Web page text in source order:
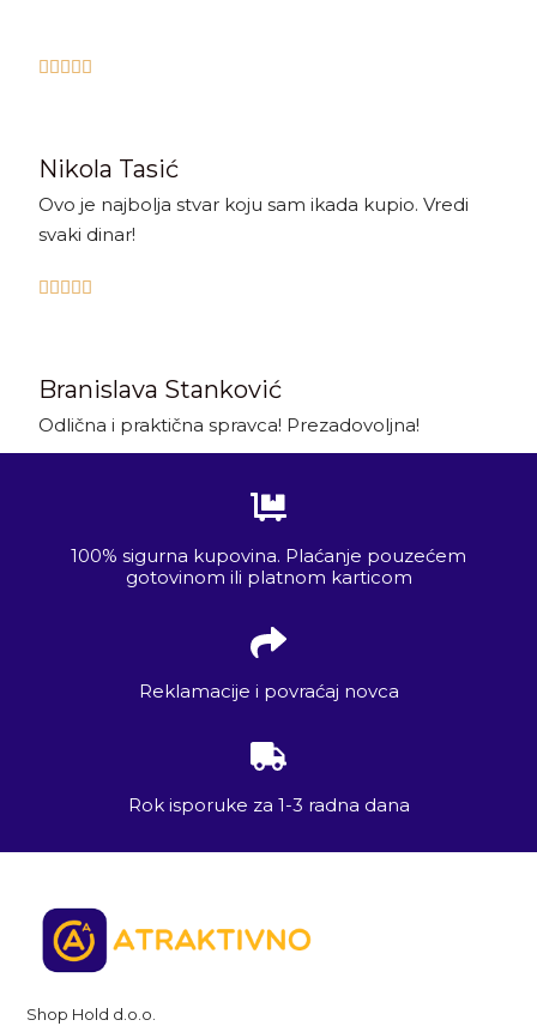
    
Nikola Tasić
Ovo je najbolja stvar koju sam ikada kupio. Vredi
svaki dinar!
    
Branislava Stanković
Odlična i praktična spravca! Prezadovoljna!
100% sigurna kupovina. Plaćanje pouzećem
gotovinom ili platnom karticom
Reklamacije i povraćaj novca
Rok isporuke za 1-3 radna dana
Shop Hold d.o.o.